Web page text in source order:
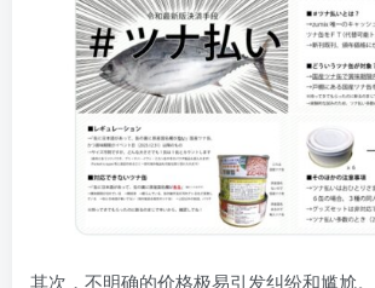
其次，不明确的价格极易引发纠纷和尴尬。